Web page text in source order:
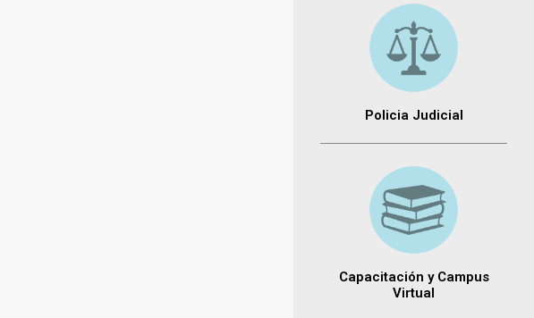
Policia Judicial
Capacitación y Campus
Virtual